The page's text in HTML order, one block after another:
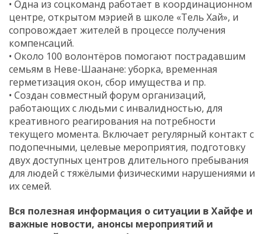
• Одна из соцкоманд работает в координационном
центре, открытом мэрией в школе «Тель Хай», и
сопровождает жителей в процессе получения
компенсаций.
• Около 100 волонтёров помогают пострадавшим
семьям в Неве-Шаанане: уборка, временная
герметизация окон, сбор имущества и пр.
• Создан совместный форум организаций,
работающих с людьми с инвалидностью, для
креативного реагирования на потребности
текущего момента. Включает регулярный контакт с
подопечными, целевые мероприятия, подготовку
двух доступных центров длительного пребывания
для людей с тяжёлыми физическими нарушениями и
их семей.
Вся полезная информация о ситуации в Хайфе и
важные новости, анонсы мероприятий и